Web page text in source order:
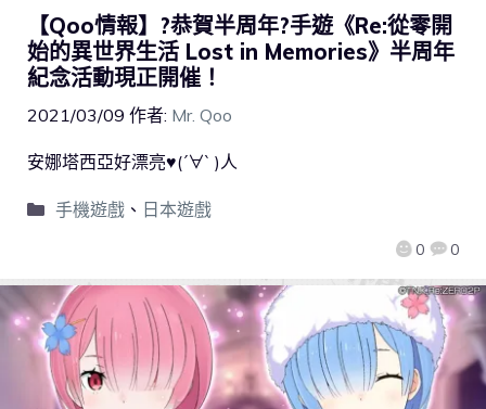
【Qoo情報】?恭賀半周年?手遊《Re:從零開
始的異世界生活 Lost in Memories》半周年
紀念活動現正開催！
2021/03/09 作者: Mr. Qoo
0 0
安娜塔西亞好漂亮♥(´∀` )人
手機遊戲、 日本遊戲